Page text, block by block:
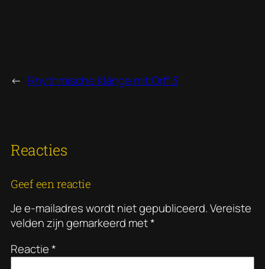
← Rhythmische Klänge mit Orff 3
Reacties
Geef een reactie
Je e-mailadres wordt niet gepubliceerd.Vereiste
velden zijn gemarkeerd met*
Reactie*